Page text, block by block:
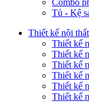
Combo
Tủ - Kệ
Thiết kế nội thất
Thiết kế
Thiết kế
Thiết kế
Thiết kế
Thiết kế
Thiết kế